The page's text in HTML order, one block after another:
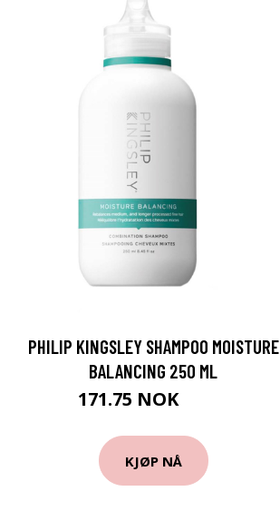
PHILIP KINGSLEY SHAMPOO MOISTURE
BALANCING 250 ML
171.75 NOK
KJØP NÅ